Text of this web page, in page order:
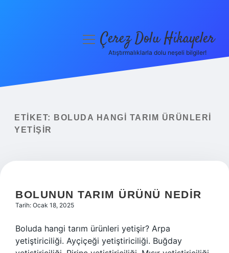
Yasal Uyarı
menüyüÇerez Dolu Hikayeler
Atıştırmalıklarla dolu neşeli bilgiler!
ETIKET:
BOLUDA HANGI TARIM ÜRÜNLERI
YETIŞIR
BOLUNUN TARIM ÜRÜNÜ NEDIR
Tarih: Ocak 18, 2025
Boluda hangi tarım ürünleri yetişir? Arpa
yetiştiriciliği. Ayçiçeği yetiştiriciliği. Buğday